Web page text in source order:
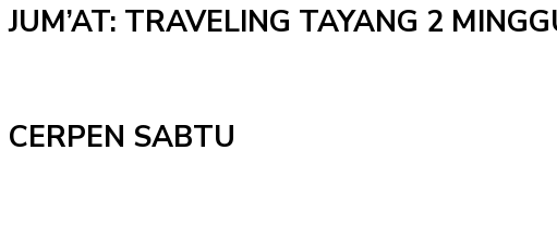
JUM’AT: TRAVELING TAYANG 2
CERPEN SABTU